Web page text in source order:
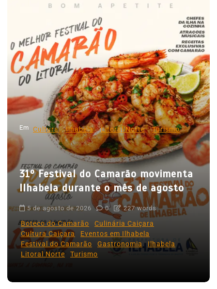
g
a
ç
o
d
e
P
s
Em Cultura Ilhabela Litoral Norte Turismo
31º Festival do Camarão movimenta
Ilhabela durante o mês de agosto
5 de agosto de 2026 0 227 words
Boteco do Camarão
Culinária Caiçara
Cultura Caiçara
Eventos em Ilhabela
Festival do Camarão
Gastronomia
Ilhabela
Litoral Norte
Turismo